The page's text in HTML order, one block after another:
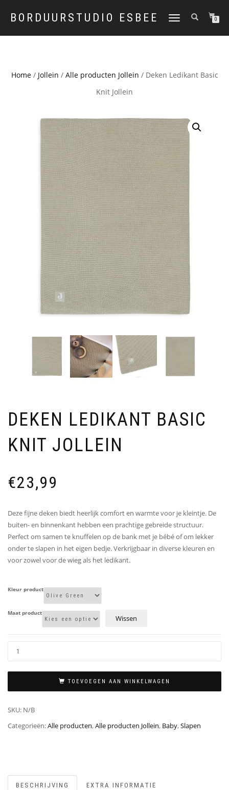
BORDUURSTUDIO ESBEE
TOGGLE
0
Home/ Jollein / Alle producten Jollein / Deken Ledikant Basic
Knit Jollein
DEKEN LEDIKANT BASIC
KNIT JOLLEIN
€23,99
Deze fijne deken biedt heerlijk comfort en warmte voor je kleintje. De
buiten- en binnenkant hebben een prachtige gebreide structuur.
Perfect om samen te knuffelen op de bank met je bébé of om lekker
onder te slapen in het eigen bedje. Verkrijgbaar in diverse kleuren en
voor zowel voor de wieg als het ledikant.
Kleur product
Maat product
Wissen
TOEVOEGEN AAN WINKELWAGEN
SKU: N/B
Categorieën:Alle producten,Alle producten Jollein, Baby,Slapen
BESCHRIJVING EXTRA INFORMATIE